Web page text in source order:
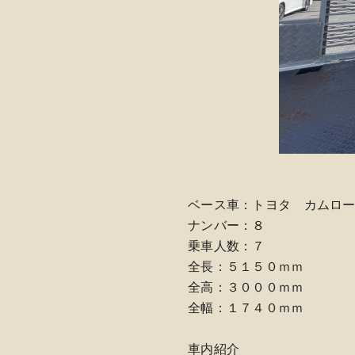
ベース車：トヨタ カムロ
ナンバー：８
乗車人数：７
全長：５１５０ｍｍ
全高：３０００ｍｍ
全幅：１７４０ｍｍ
車内紹介